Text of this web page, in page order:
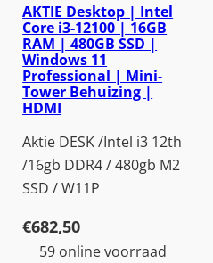
AKTIE Desktop | Intel
Core i3-12100 | 16GB
RAM | 480GB SSD |
Windows 11
Professional | Mini-
Tower Behuizing |
HDMI
Aktie DESK /Intel i3 12th
/16gb DDR4 / 480gb M2
SSD / W11P
€682,50
59 online voorraad